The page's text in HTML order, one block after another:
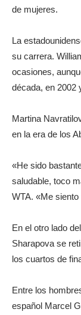
de mujeres.
La
su carrera.
ocasiones,
década, en 2002
Martina
en la era de los
«He sido
saludable, toco
WTA. «Me
En el otro lado
Sharapova se
los cuartos de
Entre los
español Marcel